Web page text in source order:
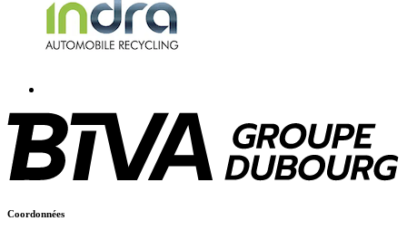
Coordonnées